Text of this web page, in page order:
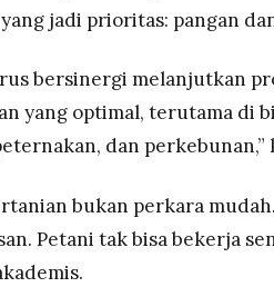
jadi prioritas: pangan
bersinergi melanjutkan
yang optimal, terutama di
dan perkebunan,”
bukan perkara
Petani tak bisa bekerja